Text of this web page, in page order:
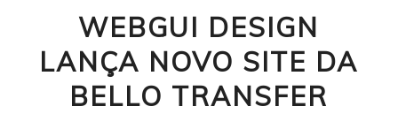
WEBGUI DESIGN
LANÇA NOVO SITE DA
BELLO TRANSFER